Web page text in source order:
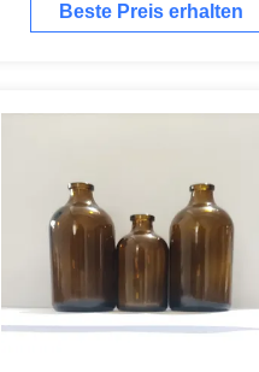
Beste Preis erhalten